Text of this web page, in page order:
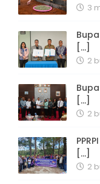
3
[...]
2
[...]
2
[...]
2